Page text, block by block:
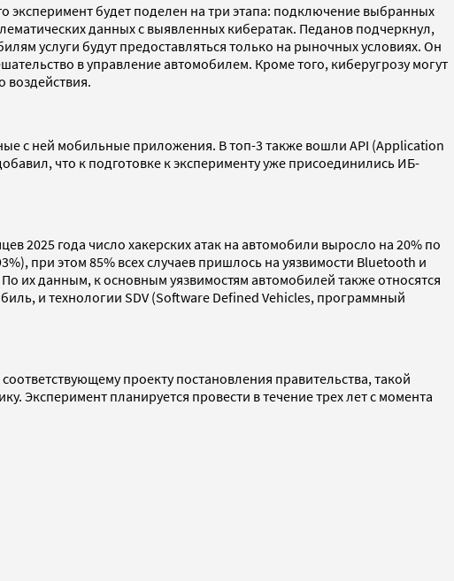
эксперимент будет поделен на три этапа: подключение выбранных
данных с выявленных кибератак. Педанов подчеркнул,
услуги будут предоставляться только на рыночных условиях. Он
в управление автомобилем. Кроме того, киберугрозу могут
с ней мобильные приложения. В топ-3 также вошли API (Application
что к подготовке к эксперименту уже присоединились ИБ-
2025 года число хакерских атак на автомобили выросло на 20% по
при этом 85% всех случаев пришлось на уязвимости Bluetooth и
их данным, к основным уязвимостям автомобилей также относятся
и технологии SDV (Software Defined Vehicles, программный
проекту постановления правительства, такой
Эксперимент планируется провести в течение трех лет с момента